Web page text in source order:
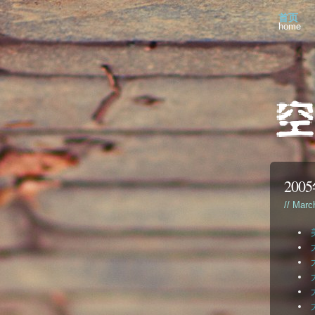
首页
home
//